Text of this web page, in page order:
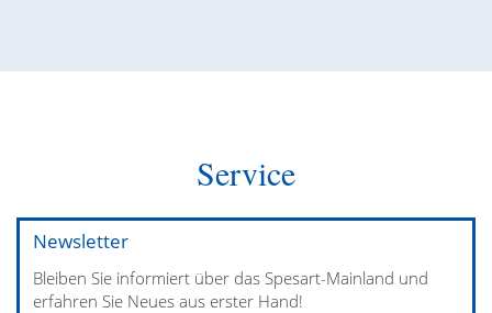
Service
Newsletter
Bleiben Sie informiert über das Spesart-Mainland und
erfahren Sie Neues aus erster Hand!